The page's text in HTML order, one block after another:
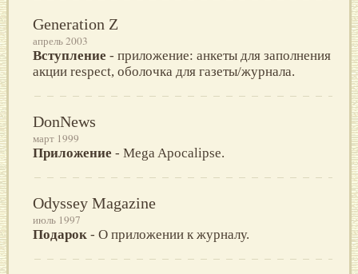
Generation Z
апрель 2003
Вступление - приложение: анкеты для заполнения
акции respect, оболочка для газеты/журнала.
DonNews
март 1999
Приложение - Mega Apocalipse.
Odyssey Magazine
июль 1997
Подарок - О приложении к журналу.